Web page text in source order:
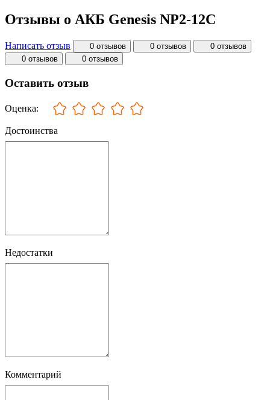
Отзывы о АКБ Genesis NP2-12C
Написать отзыв 0 отзывов 0 отзывов
0 отзывов
0 отзывов
0 отзывов
Оставить отзыв
Оценка:
Достоинства
Недостатки
Комментарий